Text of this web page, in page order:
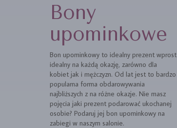
Bony
upominkowe
Bon upominkowy to idealny prezent wprost
idealny na każdą okazję, zarówno dla
kobiet jak i mężczyzn. Od lat jest to bardzo
popularna forma obdarowywania
najbliższych z na różne okazje. Nie masz
pojęcia jaki prezent podarować ukochanej
osobie? Podaruj jej bon upominkowy na
zabiegi w naszym salonie.